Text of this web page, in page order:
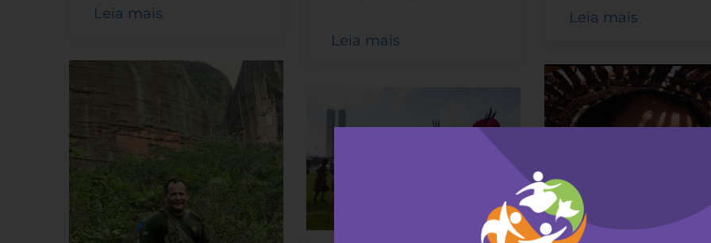
Leia mais
Leia mais
Leia mais
Dia Internacional das
Mulheres Indígenas